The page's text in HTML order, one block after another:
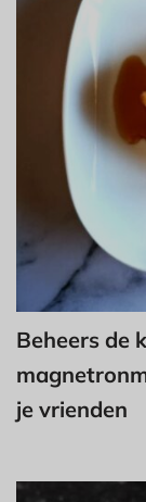
Beheers de
je vrienden